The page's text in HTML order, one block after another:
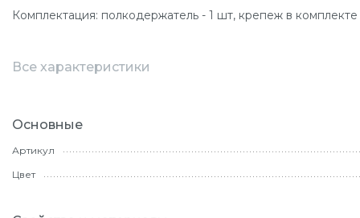
Комплектация: полкодержатель - 1 шт, крепеж в комплекте
Все характеристики
Основные
Артикул
Цвет